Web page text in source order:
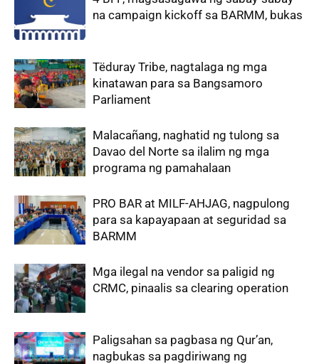
na campaign kickoff sa BARMM, bukas
Tëduray Tribe, nagtalaga ng mga
kinatawan para sa Bangsamoro
Parliament
‎Malacañang, naghatid ng tulong sa
Davao del Norte sa ilalim ng mga
programa ng pamahalaan
PRO BAR at MILF-AHJAG, nagpulong
para sa kapayapaan at seguridad sa
BARMM
Mga ilegal na vendor sa paligid ng
CRMC, pinaalis sa clearing operation
Paligsahan sa pagbasa ng Qur’an,
nagbukas sa pagdiriwang ng